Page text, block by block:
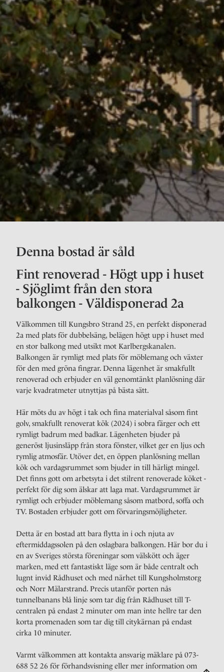
Denna bostad är såld
Fint renoverad - Högt upp i huset
- Sjöglimt från den stora
balkongen - Väldisponerad 2a
Välkommen till Kungsbro Strand 25, en perfekt disponerad
2a med plats för dubbelsäng, belägen högt upp i huset med
en stor balkong med utsikt mot Karlbergskanalen.
Balkongen är rymligt med plats för möblemang och växter
för den med gröna fingrar. Denna lägenhet är smakfullt
renoverad och erbjuder en väl genomtänkt planlösning där
varje kvadratmeter utnyttjas på bästa sätt.
Här möts du av högt i tak och fina materialval såsom fint
golv, smakfullt renoverat kök (2024) i sobra färger och ett
rymligt badrum med badkar. Lägenheten bjuder på
generöst ljusinsläpp från stora fönster, vilket ger en ljus och
rymlig atmosfär. Utöver det, en öppen planlösning mellan
kök och vardagsrummet som bjuder in till härligt mingel.
Det finns gott om arbetsyta i det stilrent renoverade köket -
perfekt för dig som älskar att laga mat. Vardagsrummet är
rymligt och erbjuder möblemang såsom matbord, soffa och
TV. Bostaden erbjuder gott om förvaringsmöjligheter.
Detta är en bostad att bara flytta in i och njuta av
eftermiddagssolen på den oslagbara balkongen. Här bor du i
en av Sveriges största föreningar som välskött och äger
marken, med ett fantastiskt läge som är både centralt och
lugnt invid Rådhuset och med närhet till Kungsholmstorg
och Norr Mälarstrand. Precis utanför porten nås
tunnelbanans blå linje som tar dig från Rådhuset till T-
centralen på endast 2 minuter om man inte hellre tar den
korta promenaden som tar dig till citykärnan på endast
cirka 10 minuter.
Varmt välkommen att kontakta ansvarig mäklare på 073-
688 52 26 för förhandsvisning eller mer information om